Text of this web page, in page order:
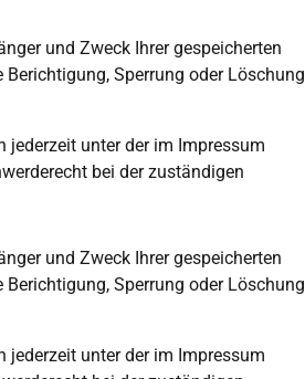
und Zweck Ihrer gespeicherten
Sperrung oder Löschung
jederzeit unter der im Impressum
bei der zuständigen
und Zweck Ihrer gespeicherten
Sperrung oder Löschung
jederzeit unter der im Impressum